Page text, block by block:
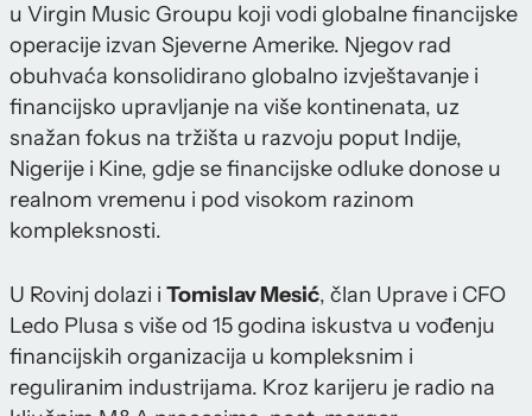
u Virgin Music Groupu koji vodi globalne financijske
operacije izvan Sjeverne Amerike. Njegov rad
obuhvaća konsolidirano globalno izvještavanje i
financijsko upravljanje na više kontinenata, uz
snažan fokus na tržišta u razvoju poput Indije,
Nigerije i Kine, gdje se financijske odluke donose u
realnom vremenu i pod visokom razinom
kompleksnosti.
U Rovinj dolazi i Tomislav Mesić, član Uprave i CFO
Ledo Plusa s više od 15 godina iskustva u vođenju
financijskih organizacija u kompleksnim i
reguliranim industrijama. Kroz karijeru je radio na